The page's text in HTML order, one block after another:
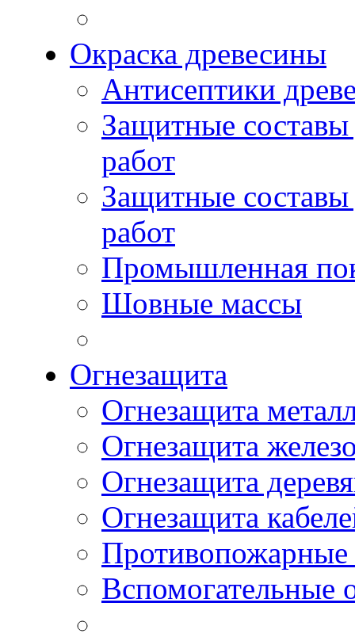
Окраска древесины
Антисептики
Защитные
работ
Защитные
работ
Промышленная
Шовные массы
Огнезащита
Огнезащита
Огнезащита
Огнезащита
Огнезащита
Вспомогательные